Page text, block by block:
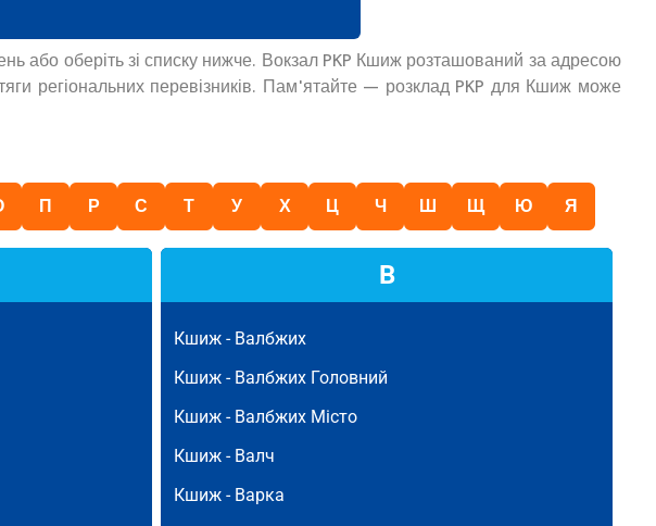
або оберіть зі списку нижче. Вокзал PKP Кшиж розташований за адресою
регіональних перевізників. Пам'ятайте — розклад PKP для Кшиж може
П Р С Т У Х Ц Ч Ш Щ Ю Я
В
Кшиж - Валбжих
Кшиж - Валбжих Головний
Кшиж - Валбжих Місто
Кшиж - Валч
Кшиж - Варка